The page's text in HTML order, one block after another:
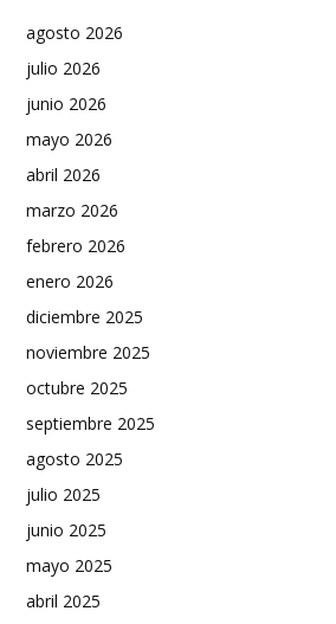
agosto 2026
julio 2026
junio 2026
mayo 2026
abril 2026
marzo 2026
febrero 2026
enero 2026
diciembre 2025
noviembre 2025
octubre 2025
septiembre 2025
agosto 2025
julio 2025
junio 2025
mayo 2025
abril 2025